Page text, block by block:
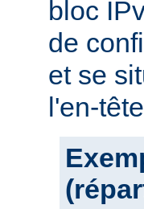
bloc
de
et se
l'en-tête